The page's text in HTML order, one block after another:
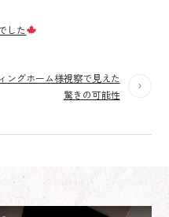
した
ングホーム様視察で見えた
驚きの可能性